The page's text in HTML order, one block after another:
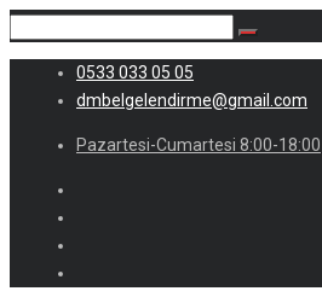
0533 033 05 05
dmbelgelendirme@gmail.com
Pazartesi-Cumartesi 8:00-18:00